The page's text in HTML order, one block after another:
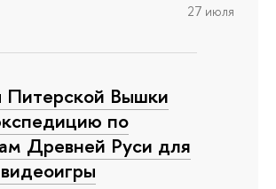
27 июля
Питерской Вышки
по
Древней Руси для